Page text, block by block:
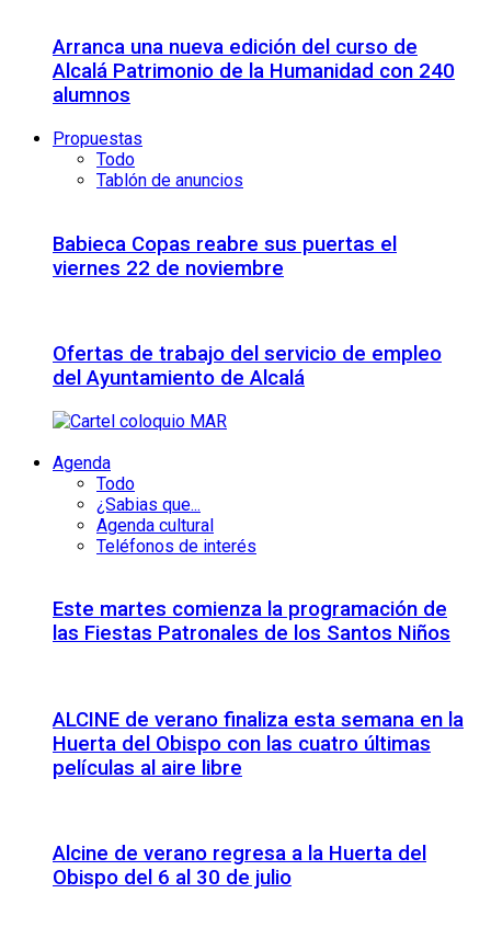
Arranca una nueva edición del curso de
Alcalá Patrimonio de la Humanidad con 240
alumnos
Propuestas
Todo
Tablón de anuncios
Babieca Copas reabre sus puertas el
viernes 22 de noviembre
Ofertas de trabajo del servicio de empleo
del Ayuntamiento de Alcalá
Agenda
Todo
¿Sabias que...
Agenda cultural
Teléfonos de interés
Este martes comienza la programación de
las Fiestas Patronales de los Santos Niños
ALCINE de verano finaliza esta semana en la
Huerta del Obispo con las cuatro últimas
películas al aire libre
Alcine de verano regresa a la Huerta del
Obispo del 6 al 30 de julio